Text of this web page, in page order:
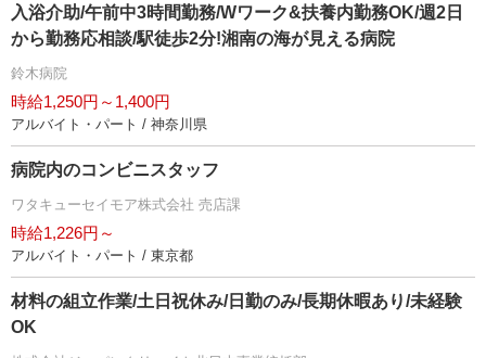
入浴介助/午前中3時間勤務/Wワーク&扶養内勤務OK/週2日
から勤務応相談/駅徒歩2分!湘南の海が見える病院
鈴木病院
時給1,250円～1,400円
アルバイト・パート / 神奈川県
病院内のコンビニスタッフ
ワタキューセイモア株式会社 売店課
時給1,226円～
アルバイト・パート / 東京都
材料の組立作業/土日祝休み/日勤のみ/長期休暇あり/未経験
OK